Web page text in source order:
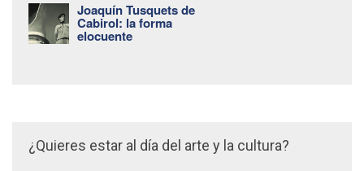
Joaquín Tusquets de
Cabirol: la forma
elocuente
¿Quieres estar al día del arte y la cultura?